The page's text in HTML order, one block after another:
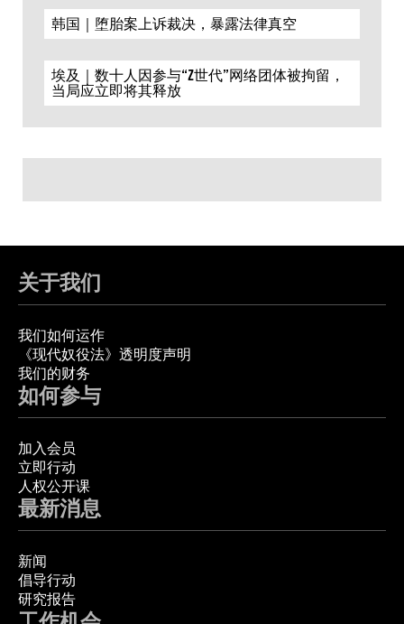
韩国｜堕胎案上诉裁决，暴露法律真空
埃及｜数十人因参与“Z世代”网络团体被拘留，
当局应立即将其释放
关于我们
我们如何运作
《现代奴役法》透明度声明
我们的财务
如何参与
加入会员
立即行动
人权公开课
最新消息
新闻
倡导行动
研究报告